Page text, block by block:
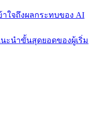
ใจถึงผลกระทบของ AI
ะนำขั้นสุดยอดของผู้เริ่ม